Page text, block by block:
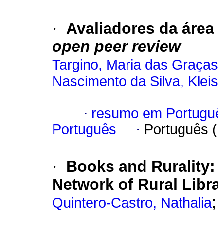
·
Avaliadores da
open peer review
Targino, Maria das Graças
Nascimento da Silva,
· resumo em
Português
· Português
·
Books and
Network of Rural
Quintero-Castro, Nathalia